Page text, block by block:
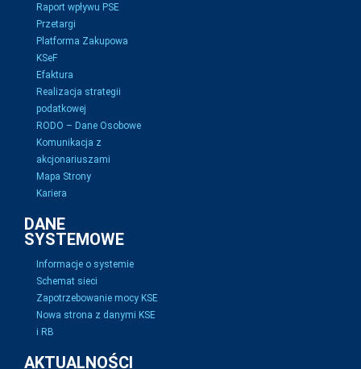
Raport wpływu PSE
Przetargi
Platforma Zakupowa
KSeF
Efaktura
Realizacja strategii
podatkowej
RODO – Dane Osobowe
Komunikacja z
akcjonariuszami
Mapa Strony
Kariera
DANE
SYSTEMOWE
Informacje o systemie
Schemat sieci
Zapotrzebowanie mocy KSE
Nowa strona z danymi KSE
i RB
AKTUALNOŚCI